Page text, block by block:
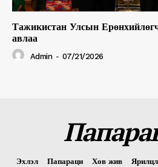
Тажикистан Улсын
авлаа
Admin - 07/21/2026
Эхлэл Папараци Хов жив